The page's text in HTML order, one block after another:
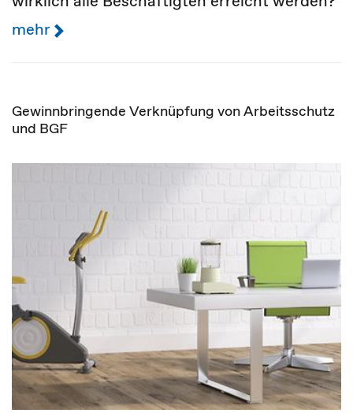
mehr
Gewinnbringende Verknüpfung von Arbeitsschutz
und BGF